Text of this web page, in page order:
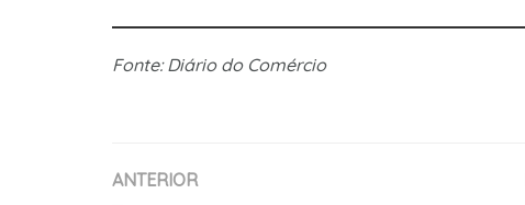
Fonte: Diário do Comércio
ANTERIOR